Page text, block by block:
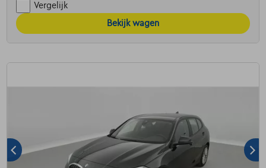
Vergelijk
Bekijk wagen